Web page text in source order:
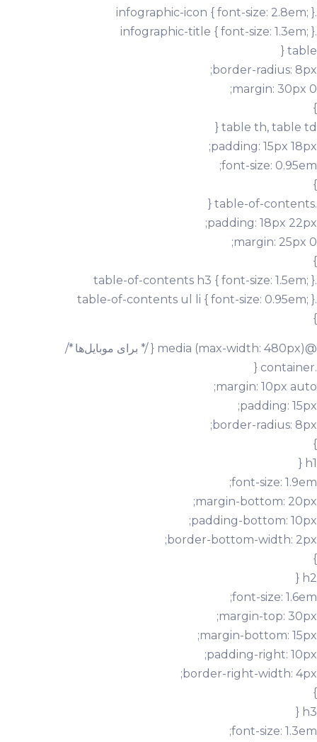
.infographic-icon { font-size: 2.8em; }
.infographic-title { font-size: 1.3em; }
table {
border-radius: 8px;
margin: 30px 0;
}
table th, table td {
padding: 15px 18px;
font-size: 0.95em;
}
.table-of-contents {
padding: 18px 22px;
margin: 25px 0;
}
.table-of-contents h3 { font-size: 1.5em; }
.table-of-contents ul li { font-size: 0.95em; }
}
@media (max-width: 480px) { /* برای موبایل‌ها */
.container {
margin: 10px auto;
padding: 15px;
border-radius: 8px;
}
h1 {
font-size: 1.9em;
margin-bottom: 20px;
padding-bottom: 10px;
border-bottom-width: 2px;
}
h2 {
font-size: 1.6em;
margin-top: 30px;
margin-bottom: 15px;
padding-right: 10px;
border-right-width: 4px;
}
h3 {
font-size: 1.3em;